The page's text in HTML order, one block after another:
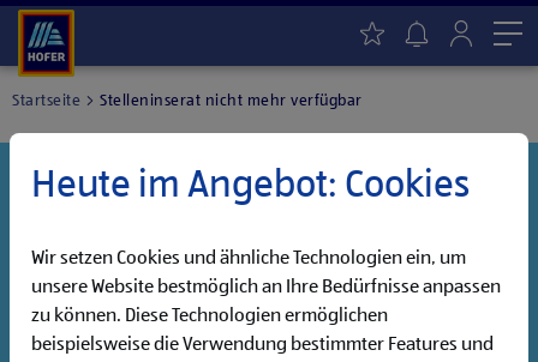
Startseite Stelleninserat nicht mehr verfügbar
haben noch weitere Jobs, die auf dich warten!
Danke für dein Interesse!
Entdecke unsere offenen Jobs oder abonniere deinen
persönlichen Jobalarm:
Heute im Angebot: Cookies
Wir setzen Cookies und ähnliche Technologien ein, um
unsere Website bestmöglich an Ihre Bedürfnisse anpassen
zu können. Diese Technologien ermöglichen
beispielsweise die Verwendung bestimmter Features und